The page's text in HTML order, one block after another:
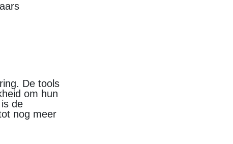
De tools
om hun
de
nog meer